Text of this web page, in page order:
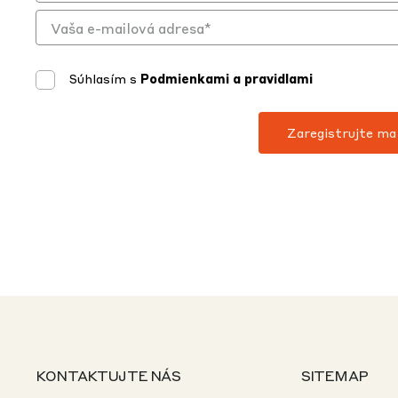
Súhlasím s Podmienkami a pravidlami
KONTAKTUJTE NÁS SITEMAP